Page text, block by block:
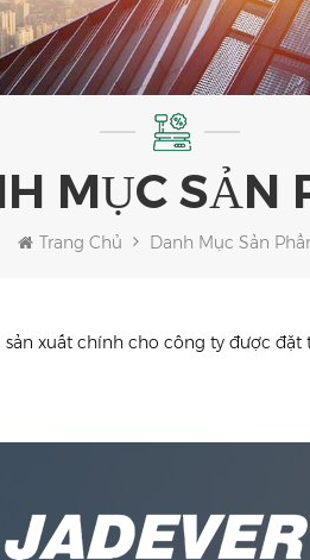
MỤC SẢN
Trang Chủ Danh Mục Sản
xuất chính cho công ty được